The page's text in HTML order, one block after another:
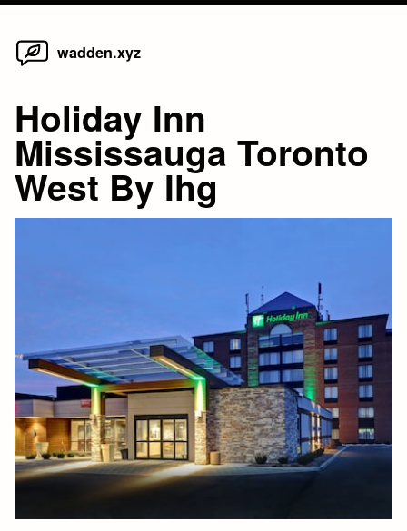
Skip
wadden.xyz
Holiday Inn
Mississauga Toronto
West By Ihg